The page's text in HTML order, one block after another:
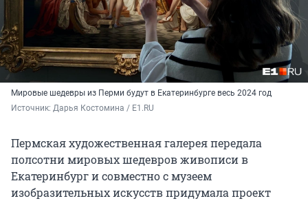
Мировые шедевры из Перми будут в Екатеринбурге весь 2024 год
Источник: Дарья Костомина / E1.RU
Пермская художественная галерея передала
полсотни мировых шедевров живописи в
Екатеринбург и совместно с музеем
изобразительных искусств придумала проект